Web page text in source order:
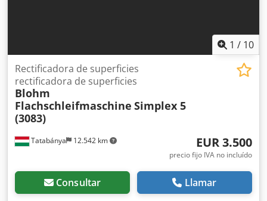
1 / 10
Tatabánya 12.542 km
Rectificadora de superficies
rectificadora de superficies
Blohm
Flachschleifmaschine Simplex 5
(3083)
EUR 3.500
precio fijo IVA no incluído
Consultar Llamar